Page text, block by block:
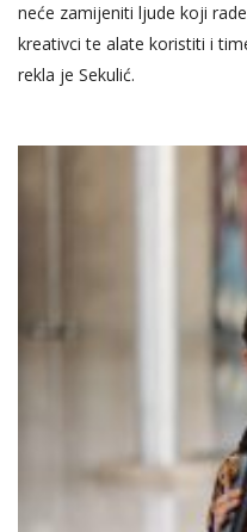
neće zamijeniti ljude koji
kreativci te alate koristiti i
rekla je Sekulić.